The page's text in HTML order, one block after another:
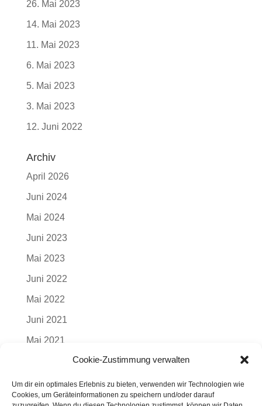
Cookie-Zustimmung verwalten
Um dir ein optimales Erlebnis zu bieten, verwenden wir Technologien wie
Cookies, um Geräteinformationen zu speichern und/oder darauf
26. Mai 2023
14. Mai 2023
11. Mai 2023
6. Mai 2023
5. Mai 2023
3. Mai 2023
12. Juni 2022
Archiv
April 2026
Juni 2024
Mai 2024
Juni 2023
Mai 2023
Juni 2022
Mai 2022
Juni 2021
Mai 2021
Mai 2020
Juli 2019